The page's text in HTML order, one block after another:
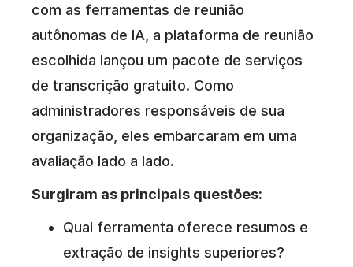
com as ferramentas de reunião
autônomas de IA, a plataforma de reunião
escolhida lançou um pacote de serviços
de transcrição gratuito. Como
administradores responsáveis de sua
organização, eles embarcaram em uma
avaliação lado a lado.
Surgiram as principais questões:
Qual ferramenta oferece resumos e
extração de insights superiores?